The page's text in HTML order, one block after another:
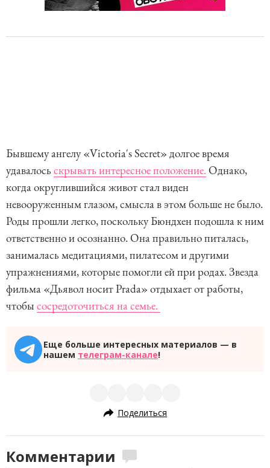
Бывшему ангелу «Victoria's Secret» долгое время
удавалось скрывать интересное положение. Однако,
когда округлившийся живот стал виден
невооруженным глазом, смысла в этом больше не было.
Роды прошли легко, поскольку Бюндхен подошла к ним
ответственно и осознанно. Она правильно питалась,
занималась медитациями, пилатесом и другими
упражнениями, которые помогли ей при родах. Звезда
фильма «Дьявол носит Prada» отдыхает от работы,
чтобы сосредоточиться на семье.
Еще больше интересных материалов — в
нашем телеграм-канале!
Поделиться
Комментарии